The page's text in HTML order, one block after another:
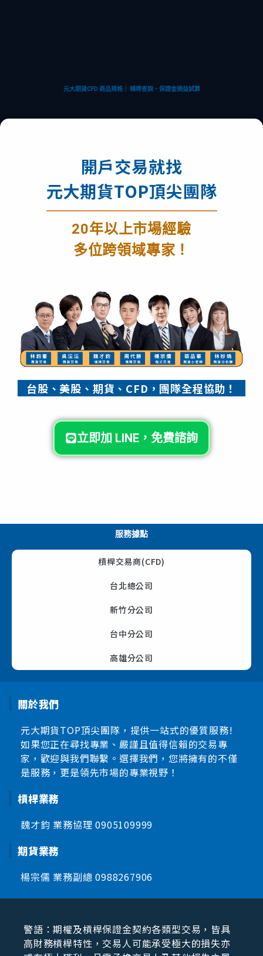
元大期貨CFD 商品規格｜ 槓桿查詢・保證金損益試算
開戶交易就找
元大期貨TOP頂尖團隊
20年以上市場經驗
多位跨領域專家！
台股、美股、期貨、CFD，團隊全程協助！
立即加 LINE，免費諮詢
服務據點
槓桿交易商(CFD)
台北總公司
新竹分公司
台中分公司
高雄分公司
關於我們
元大期貨TOP頂尖團隊，提供一站式的優質服務!
如果您正在尋找專業、嚴謹且值得信賴的交易專
家，歡迎與我們聯繫。選擇我們，您將擁有的不僅
是服務，更是領先市場的專業視野！
槓桿業務
魏才鈞 業務協理0905109999
期貨業務
楊宗儒 業務副總0988267906
警語：期權及槓桿保證⾦契約各類型交易，皆具
⾼財務槓桿特性，交易⼈可能承受極⼤的損失亦